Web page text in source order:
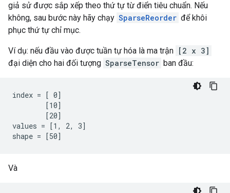
giả sử được sắp xếp theo thứ tự từ điển tiêu chuẩn. Nếu
không, sau bước này hãy chạy SparseReorder để khôi
phục thứ tự chỉ mục.
Ví dụ: nếu đầu vào được tuần tự hóa là ma trận [2 x 3]
đại diện cho hai đối tượng SparseTensor ban đầu:
index = [ 0]
        [10]
        [20]
values = [1, 2, 3]
shape = [50]
Và